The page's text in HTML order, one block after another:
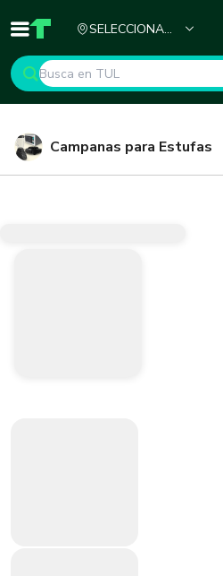
Inicio TUL - Tu Marketplace de
SELECCIONA
Campanas para Estufas